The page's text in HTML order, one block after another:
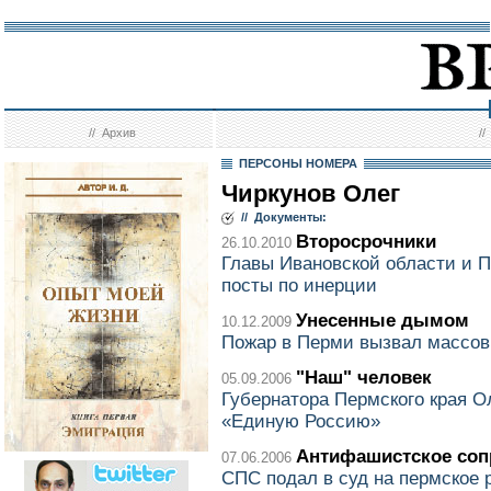
//Архив //
ПЕРСОНЫ НОМЕРА
Чиркунов Олег
// Документы:
26.10.2010 Второсрочники
Главы Ивановской области и
посты по инерции
10.12.2009 Унесенные дымом
Пожар в Перми вызвал
05.09.2006 "Наш" человек
Губернатора Пермского края
«Единую Россию»
07.06.2006 Антифашистское
СПС подал в суд на пермское